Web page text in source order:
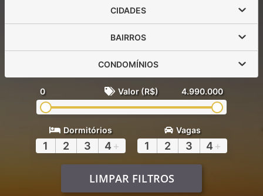
CIDADES
BAIRROS
CONDOMÍNIOS
0 Valor (R$) 4.990.000
Dormitórios
1 2 3 4 +
Vagas
1 2 3 4 +
LIMPAR FILTROS